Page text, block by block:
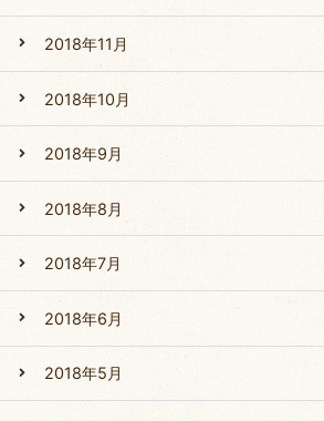
2018年11月
2018年10月
2018年9月
2018年8月
2018年7月
2018年6月
2018年5月